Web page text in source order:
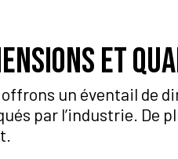
et
un éventail de
par l’industrie. De